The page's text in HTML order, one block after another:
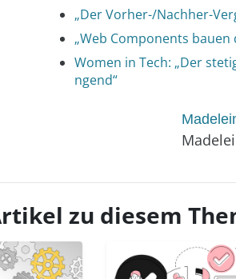
„Der Vorher-/Nachher-
„Web Components
Women in Tech: „Der
ngend“
zu diesem